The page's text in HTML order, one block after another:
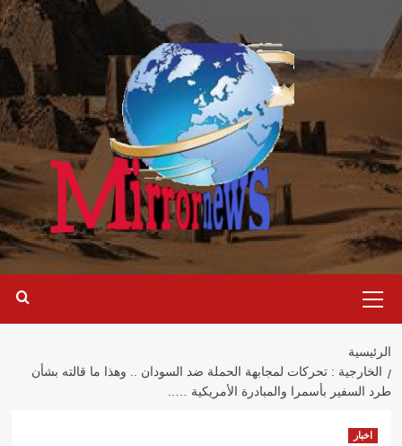
تخطي
إلى
المحتوى
الرئيسية
الرئيسية
الخارجية : تحركات لمجابهة الحملة ضد السودان .. وهذا ما قالته بشأن
طرد السفير بأسمرا والمبادرة الأمريكية …..
اخبار